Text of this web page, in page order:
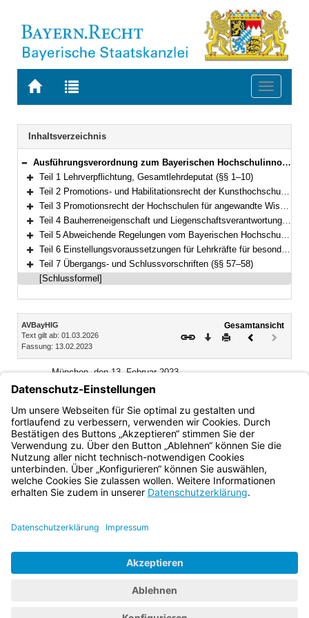
Zur
BAYERN.RECHT
Zur
letzten
Suche
Toggle
Navigation
Inhaltsverzeichnis
Bereich reduzieren
Ausführungsverordnung zum Bayerischen Hochschulinnovationsgesetz (AVBayHIG) Vom 13. Februar 2023 (GVBl. S. 66) BayRS 2030-2-21-WK (§§ 1–58)
Bereich erweitern
Teil 1 Lehrverpflichtung, Gesamtlehrdeputat (§§ 1–10)
Bereich erweitern
Teil 2 Promotions- und Habilitationsrecht der Kunsthochschulen (§§ 11–16)
Bereich erweitern
Teil 3 Promotionsrecht der Hochschulen für angewandte Wissenschaften (§§ 17–20)
Bereich erweitern
Teil 4 Bauherreneigenschaft und Liegenschaftsverantwortung (§§ 21–32)
Bereich erweitern
Teil 5 Abweichende Regelungen vom Bayerischen Hochschulinnovationsgesetz an bayerischen Hochschulen (§§ 33–53)
Bereich erweitern
Teil 6 Einstellungsvoraussetzungen für Lehrkräfte für besondere Aufgaben (§§ 54–56)
Bereich erweitern
Teil 7 Übergangs- und Schlussvorschriften (§§ 57–58)
[Schlussformel]
Inhalt
AVBayHIG
Text gilt ab: 01.03.2026
Fassung: 13.02.2023
Gesamtansicht
Download
DruckenVorheriges
(inaktiv)
München, den 13. Februar 2023
Bayerisches Staatsministerium für Wissenschaft und
Kunst
Markus Blume, Staatsminister
Bayern.de
BayernPortal
Impressum